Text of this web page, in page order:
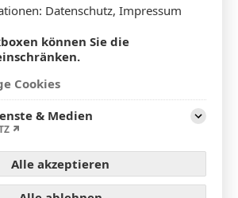
Datenschutz, Impressum
können Sie die
Cookies
& Medien
Alle akzeptieren